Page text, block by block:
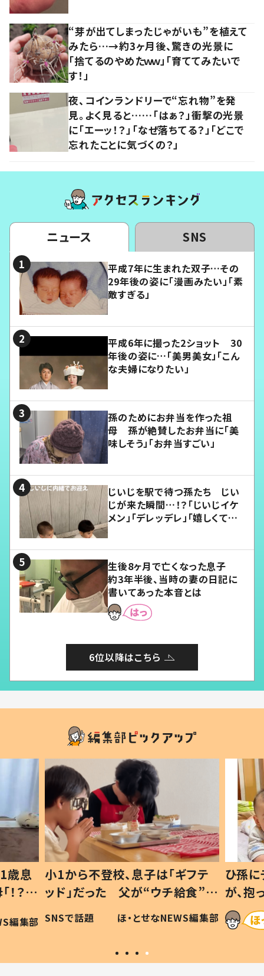
“芽が出てしまったじゃがいも”を植えて
みたら…→約3ヶ月後、驚きの光景に
「捨てるのやめたｗｗ」「育ててみたいで
す！」
夜、コインランドリーで“忘れ物”を発
見。よく見ると……「はぁ？」衝撃の光景
に「エーッ！？」「なぜ落ちてる？」「どこで
忘れたことに気づくの？」
ニュース SNS
平成7年に生まれた双子…その
29年後の姿に「漫画みたい」「素
敵すぎる」
平成6年に撮った2ショット 30
年後の姿に…「美男美女」「こん
な夫婦になりたい」
孫のためにお弁当を作った祖
母 孫が絶賛したお弁当に「美
味しそう」「お弁当すごい」
じいじを駅で待つ孫たち じい
じが来た瞬間…！？「じいじイケ
メン」「デレッデレ」「嬉しくて可
生後8ヶ月で亡くなった息子
約3年半後、当時の妻の日記に
書いてあった本音とは
6位以降はこちら
歳息
？」
編集部
小1から不登校、息子は「ギフテ
ッド」だった 父が“ウチ給食”を
作り続ける理由とは #令和の親
#令和の子
SNSで話題 ほ・とせなNEWS編集部
ひ孫
が、
「涙が
い」